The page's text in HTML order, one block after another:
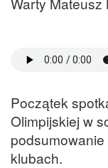
Początek
Olimpijskiej w
klubach.